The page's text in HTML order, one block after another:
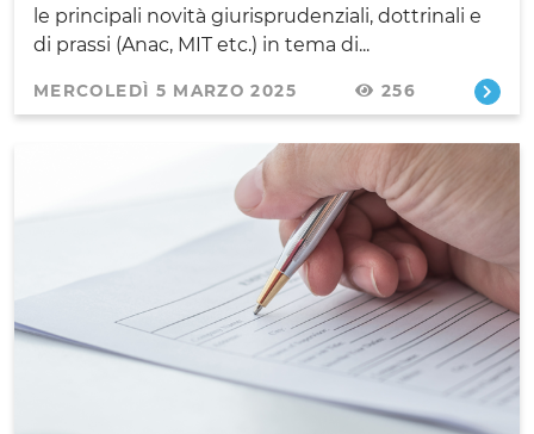
le principali novità giurisprudenziali, dottrinali e
di prassi (Anac, MIT etc.) in tema di...
MERCOLEDÌ 5 MARZO 2025 256